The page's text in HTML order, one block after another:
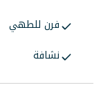
فرن للطهي
نشافة